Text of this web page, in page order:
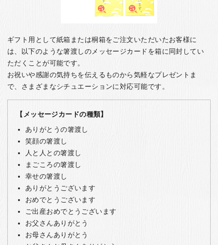
ギフト用として紙箱または桐箱をご注文いただいたお客様に
は、以下のような箸渡しのメッセージカードを箱に同封してい
ただくことが可能です。
お祝いや感謝の気持ちを伝えるものから気軽なプレゼントま
で、さまざまなシチュエーションに対応可能です。
【メッセージカードの種類】
ありがとうの箸渡し
笑顔の箸渡し
人と人との箸渡し
まごころの箸渡し
幸せの箸渡し
ありがとうございます
おめでとうございます
ご出産おめでとうございます
お父さんありがとう
お母さんありがとう